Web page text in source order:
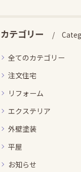
カテゴリー
全てのカテゴリー
注文住宅
リフォーム
エクステリア
外壁塗装
平屋
お知らせ